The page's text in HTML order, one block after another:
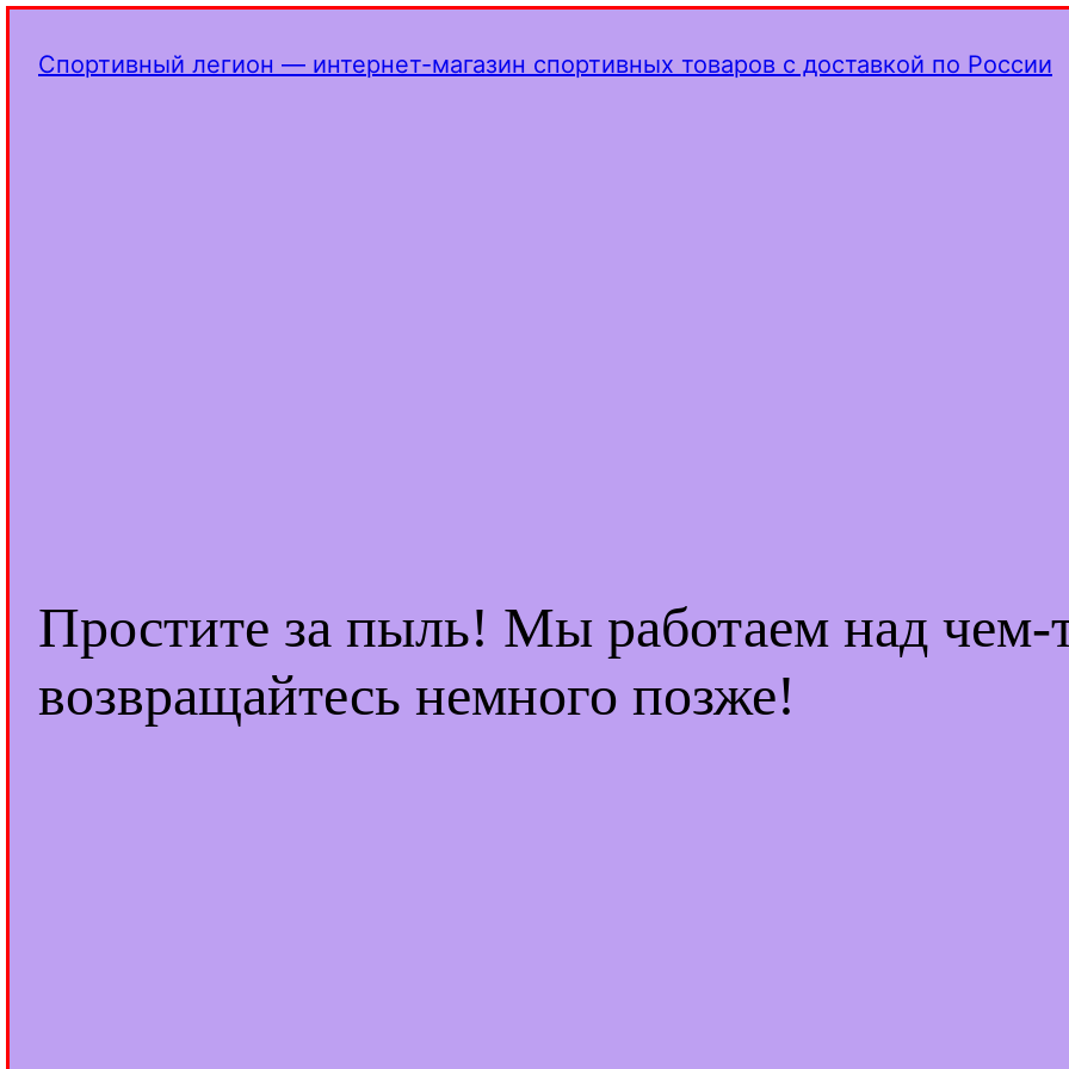
Спортивный легион — интернет-магазин спортивных товаров с доставкой по России
Простите за пыль! Мы работаем над
возвращайтесь немного позже!